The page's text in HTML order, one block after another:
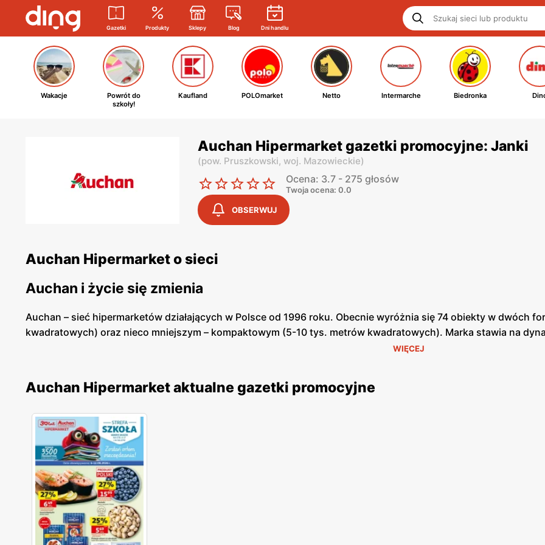
Gazetki Produkty Sklepy Blog Dni handlu
Wakacje
Powrót do
szkoły!
Kaufland POLOmarket Netto Intermarche Biedronka
Auchan Hipermarket gazetki promocyjne: Janki
(pow. Pruszkowski, woj. Mazowieckie)
Ocena: 3.7 - 275 głosów
Twoja ocena: 0.0
OBSERWUJ
Auchan Hipermarket o sieci
Auchan i życie się zmienia
Auchan – sieć hipermarketów działających w Polsce od 1996 roku. Obecnie wyróżnia się 74 obiekty w dwóch
kwadratowych) oraz nieco mniejszym – kompaktowym (5-10 tys. metrów kwadratowych). Marka stawia na
projekty. W 2011 roku powstał Auchan Direct.pl, który umożliwia zakupy przez Internet. Klienci z Warszawy i
której znajdziemy wiele ciekawych informacji, między innymi porady zdrowotne oraz atrakcyjne oferty
MasterChef Junior.
Być modnym i najedzonym – czyli Auchan poprawia nastrój
Oferta Auchan spodoba się zarówno miłośnikom mody, sportu jak i jedzenia, gama asortymentu jest bowiem
produktów w atrakcyjnych cenach, co z kolei spotyka się z aprobatą łowców okazji. Na sklepowych półkach
spożywcze, jak i chemiczne bardziej oraz mniej znanych firm. Dla wymagających ulubieńców muzyki Auchan
Zakupimy również modną odzież marki In Extenso, której nie zobaczymy nigdzie indziej. Styliści co dwa
modele. Celem marki jest połączenie jakości z niskimi cenami – taka misja przyświeca również samej marce
WIĘCEJ
Auchan Hipermarket aktualne gazetki promocyjne